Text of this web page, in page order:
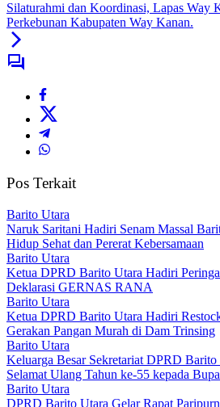
Silaturahmi dan Koordinasi, Lapas Way
Perkebunan Kabupaten Way Kanan.
Pos Terkait
Barito Utara
Naruk Saritani Hadiri Senam Massal
Hidup Sehat dan Pererat Kebersamaan
Barito Utara
Ketua DPRD Barito Utara Hadiri
Deklarasi GERNAS RANA
Barito Utara
Ketua DPRD Barito Utara Hadiri
Gerakan Pangan Murah di Dam Trinsing
Barito Utara
Keluarga Besar Sekretariat DPRD Barito
Selamat Ulang Tahun ke-55 kepada
Barito Utara
DPRD Barito Utara Gelar Rapat